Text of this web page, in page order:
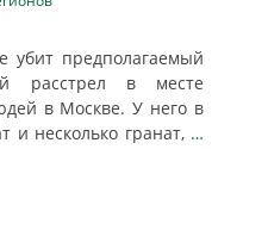
убит предполагаемый
расстрел в месте
в Москве. У него в
и несколько гранат, …